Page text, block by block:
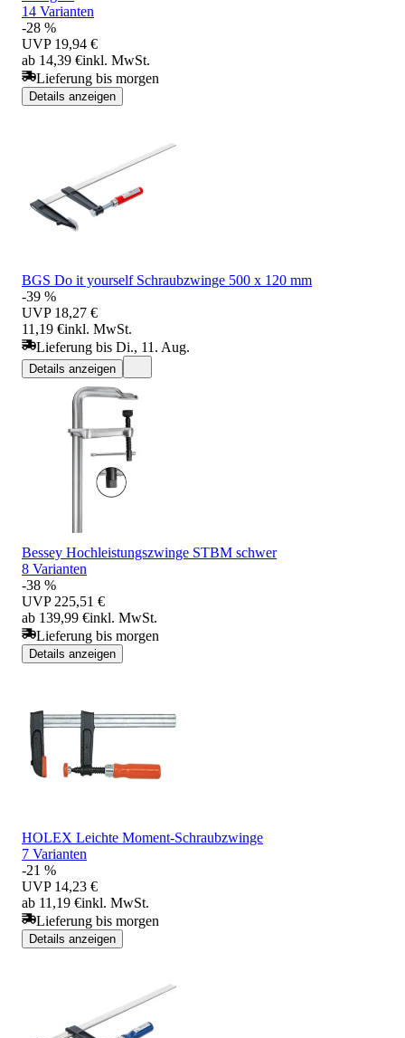
14 Varianten
-28 %
UVP 19,94 €
ab 14,39 €inkl. MwSt.
Lieferung bis morgen
Details anzeigen
BGS Do it yourself Schraubzwinge 500 x 120 mm
-39 %
UVP 18,27 €
11,19 €inkl. MwSt.
Lieferung bis Di., 11. Aug.
Details anzeigen
Bessey Hochleistungszwinge STBM schwer
8 Varianten
-38 %
UVP 225,51 €
ab 139,99 €inkl. MwSt.
Lieferung bis morgen
Details anzeigen
HOLEX Leichte Moment-Schraubzwinge
7 Varianten
-21 %
UVP 14,23 €
ab 11,19 €inkl. MwSt.
Lieferung bis morgen
Details anzeigen